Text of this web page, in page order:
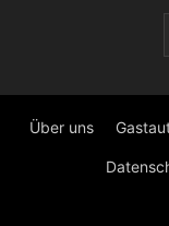
Über uns